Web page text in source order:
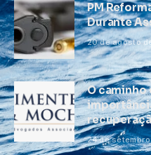
PM
Durante
20 de agosto
O caminho
24 de